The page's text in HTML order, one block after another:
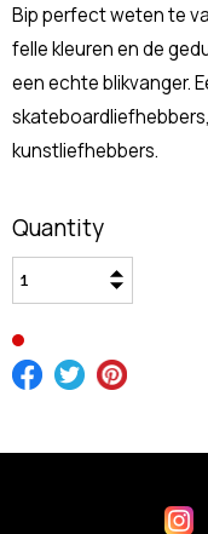
Bip perfect weten te
felle kleuren en de
een echte blikvanger.
kunstliefhebbers.
Quantity